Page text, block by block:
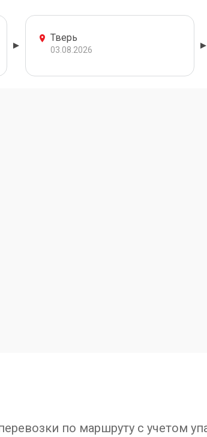
Тверь
03.08.2026
по маршруту с учетом